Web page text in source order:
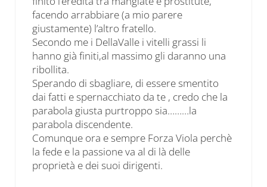
facendo arrabbiare (a mio parere
giustamente) l’altro fratello.
Secondo me i DellaValle i vitelli grassi li
hanno già finiti,al massimo gli daranno una
ribollita.
Sperando di sbagliare, di essere smentito
dai fatti e spernacchiato da te , credo che la
parabola giusta purtroppo sia………la
parabola discendente.
Comunque ora e sempre Forza Viola perchè
la fede e la passione va al di là delle
proprietà e dei suoi dirigenti.